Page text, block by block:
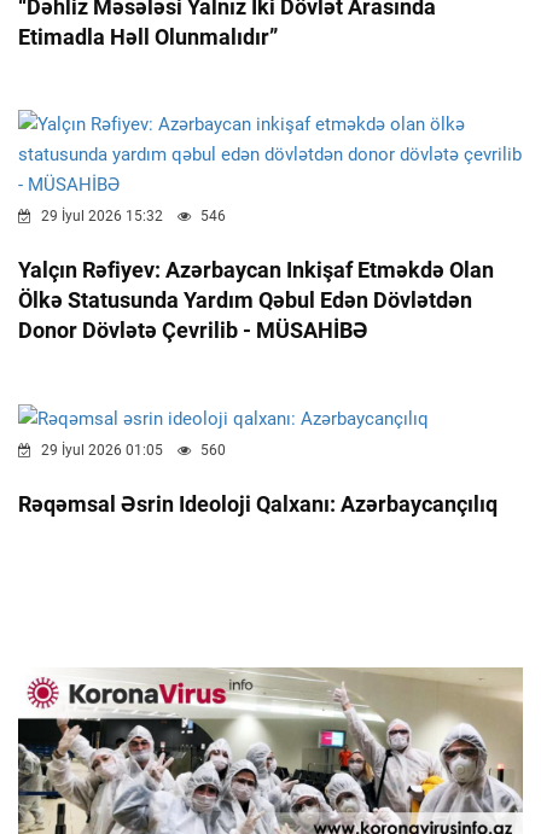
“Dəhliz Məsələsi Yalnız Iki Dövlət Arasında
Etimadla Həll Olunmalıdır”
29 İyul 2026 15:32 546
Yalçın Rəfiyev: Azərbaycan Inkişaf Etməkdə Olan
Ölkə Statusunda Yardım Qəbul Edən Dövlətdən
Donor Dövlətə Çevrilib - MÜSAHİBƏ
29 İyul 2026 01:05 560
Rəqəmsal Əsrin Ideoloji Qalxanı: Azərbaycançılıq